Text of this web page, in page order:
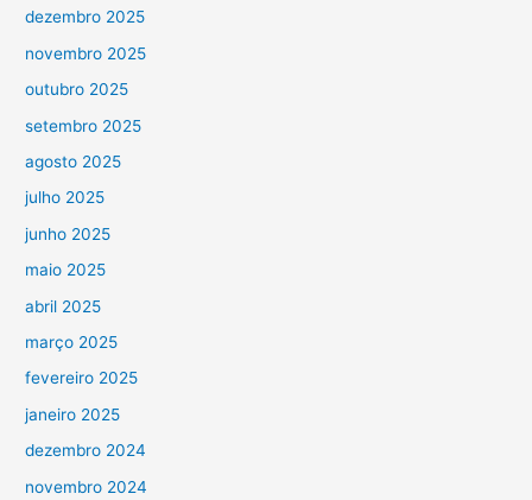
dezembro 2025
novembro 2025
outubro 2025
setembro 2025
agosto 2025
julho 2025
junho 2025
maio 2025
abril 2025
março 2025
fevereiro 2025
janeiro 2025
dezembro 2024
novembro 2024